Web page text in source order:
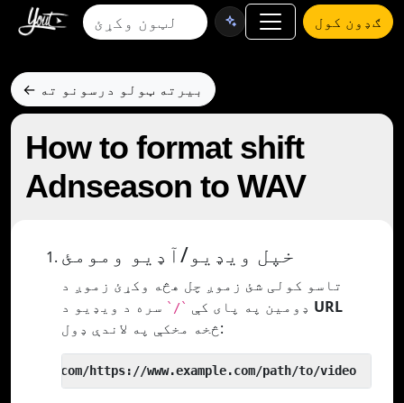
ګډون کول
← بیرته ټولو درسونو ته
How to format shift
Adnseason to WAV
خپل ویډیو/آډیو ومومئ
تاسو کولی شئ زموږ چل هڅه وکړئ زموږ د
ډومین په پای کې `/`
URL
څخه مخکې په لاندې ډول: